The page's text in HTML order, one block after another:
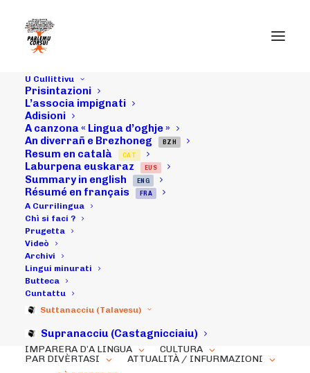
U Cullittivu
Prisintazioni
L’associa impignati
Adisioni
A canzona « Lingua d’oghje »
An diverrañ e Brezhoneg
BZH
Resum en català CAT
Laburpena euskaraz EUS
Summary in english ENG
Résumé en français FRA
A Currilingua
Chì si faci ?
Prugetta
Videò
Archivi
Lingui minurati
Butteca
Cuntattu
Suttanacciu (Talavesu)
Supranacciu (Castagnicciaiu)
Chì si faci ?
Archives Chì si faci
IMPARERA D’A LINGUA
CULTURA
PAR DIVÈRTASI
ATTUALITÀ / INFURMAZIONI